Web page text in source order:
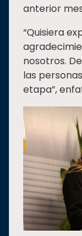
anterior
“Quisiera
nosotros.
las
etapa”,